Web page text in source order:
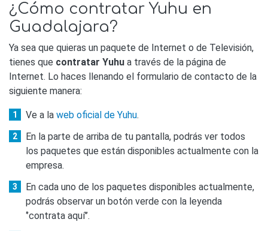
¿Cómo contratar Yuhu en
Guadalajara?
Ya sea que quieras un paquete de Internet o de Televisión,
tienes que contratar Yuhu a través de la página de
Internet. Lo haces llenando el formulario de contacto de la
siguiente manera:
Ve a la web oficial de Yuhu.
En la parte de arriba de tu pantalla, podrás ver todos
los paquetes que están disponibles actualmente con la
empresa.
En cada uno de los paquetes disponibles actualmente,
podrás observar un botón verde con la leyenda
‘’contrata aquí’’.